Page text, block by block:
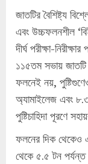
জাতটির বৈশিষ্ট্য
এবং উচ্চফলনশীল
দীর্ঘ পরীক্ষা-
১১৫তম সভায়
ফলনেই নয়,
অ্যামাইলেজ এবং
পুষ্টিচাহিদা পূরণে
ফলনের দিক থেকেও
থেকে ৫.৫ টন